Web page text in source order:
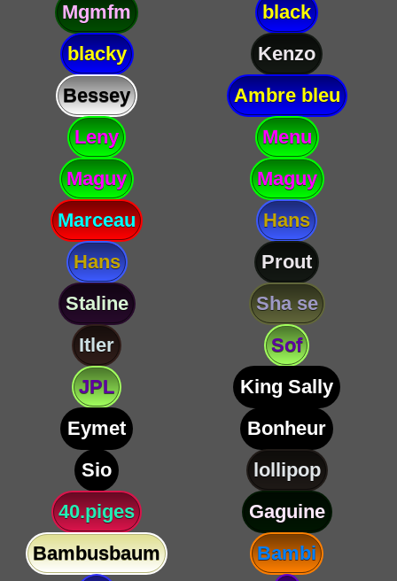
Mgmfm
black
blacky
Kenzo
Bessey
Ambre bleu
Leny
Menu
Maguy
Maguy
Marceau
Hans
Hans
Prout
Staline
Sha se
Itler
Sof
JPL
King Sally
Eymet
Bonheur
Sio
lollipop
40.piges
Gaguine
Bambusbaum
Bambi